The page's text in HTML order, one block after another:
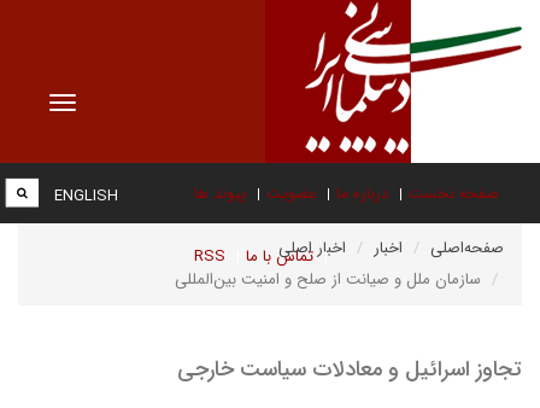
Toggle
صفحه نخست درباره ما عضویت پیوند ها
تماس با ما RSS
ENGLISH
صفحه‌اصلی اخبار
اخبار اصلی
سازمان ملل و صیانت از صلح و امنیت بین‌المللی
تجاوز اسرائیل و معادلات سیاست خارجی